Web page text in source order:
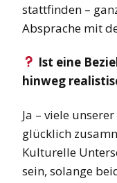
stattfinden –
Absprache mit
Ist eine
hinweg
Ja – viele
glücklich
Kulturelle
sein, solange